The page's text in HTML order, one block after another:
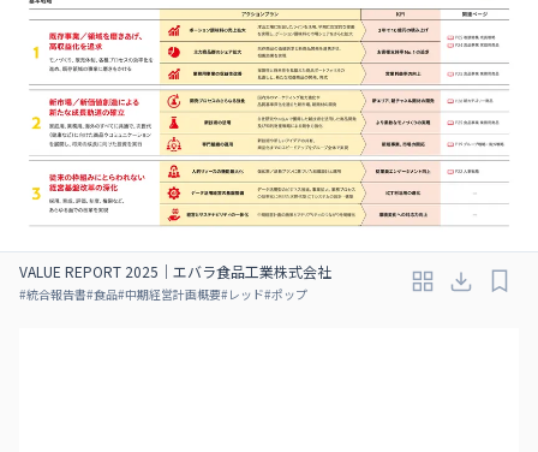
VALUE REPORT 2025｜エバラ食品工業株式会社
#統合報告書#食品#中期経営計画概要#レッド#ポップ